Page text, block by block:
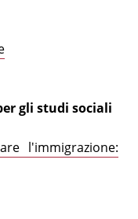
gli studi sociali
l'immigrazione: